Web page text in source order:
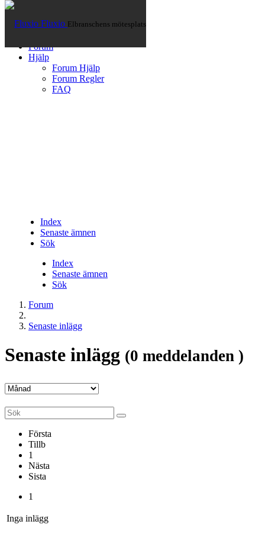
Fluxio Elbranschens mötesplats
Hem
Forum
Hjälp
Forum Hjälp
Forum Regler
FAQ
Index
Senaste ämnen
Sök
Index
Senaste ämnen
Sök
Forum
Senaste inlägg
Senaste inlägg (0 meddelanden )
Första
Tillb
1
Nästa
Sista
1
Inga inlägg